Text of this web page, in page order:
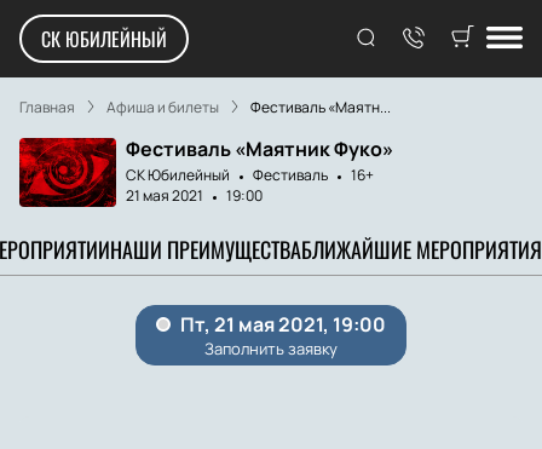
СК ЮБИЛЕЙНЫЙ
Главная Афиша и билеты Фестиваль «Маятн...
Фестиваль «Маятник Фуко»
СК Юбилейный Фестиваль
16+
21 мая 2021
19:00
НАШИ ПРЕИМУЩЕСТВАБЛИЖАЙШИЕ МЕРОПРИЯТИЯ